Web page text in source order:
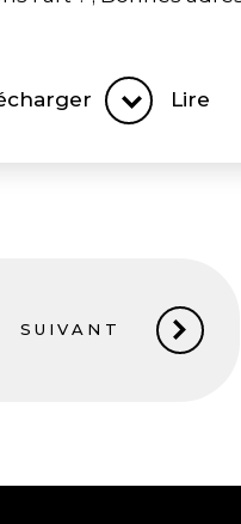
Lire
SUIVANT